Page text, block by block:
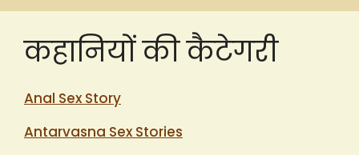
कहानियों की कैटेगरी
Anal Sex Story
Antarvasna Sex Stories